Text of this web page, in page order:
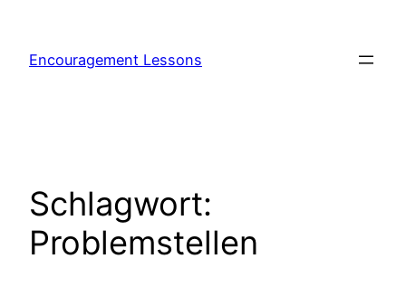
Encouragement Lessons
Schlagwort:
Problemstellen